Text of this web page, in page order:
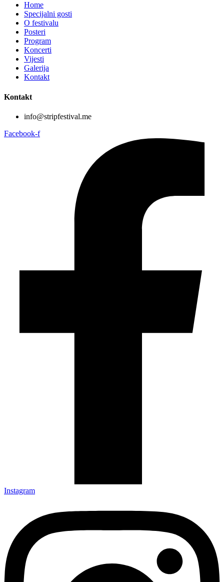
Home
Specijalni gosti
O festivalu
Posteri
Program
Koncerti
Vijesti
Galerija
Kontakt
Kontakt
info@stripfestival.me
Facebook-f
Instagram